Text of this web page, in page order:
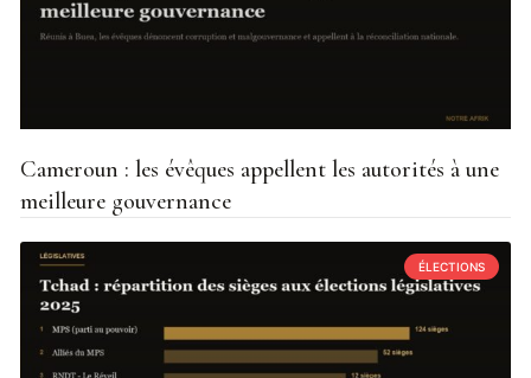
Cameroun : les évêques appellent les autorités à une
meilleure gouvernance
ÉLECTIONS